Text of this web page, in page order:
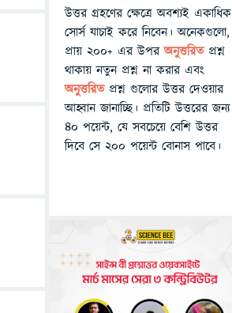
উত্তর গ্রহণের ক্ষেত্রে অবশ্যই একাধিক
সোর্স যাচাই করে নিবেন। অনেকগুলো,
প্রায় ২০০+ এর উপরঅনুত্তরিতপ্রশ্ন
থাকায় নতুন প্রশ্ন না করার এবং
অনুত্তরিত প্রশ্ন গুলোর উত্তর দেওয়ার
আহ্বান জানাচ্ছি। প্রতিটি উত্তরের জন্য
৪০ পয়েন্ট, যে সবচেয়ে বেশি উত্তর
দিবে সে ২০০ পয়েন্ট বোনাস পাবে।